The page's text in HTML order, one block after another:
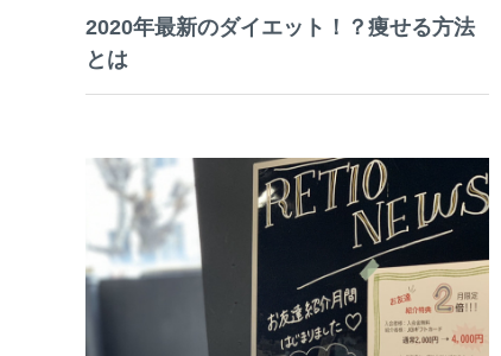
2020年最新のダイエット！？痩せる方法
とは